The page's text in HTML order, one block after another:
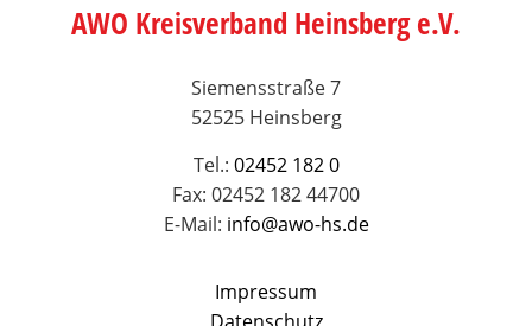
AWO Kreisverband Heinsberg e.V.
Siemensstraße 7
52525 Heinsberg
Tel.: 02452 182 0
Fax: 02452 182 44700
E-Mail: info@awo-hs.de
Impressum
Datenschutz